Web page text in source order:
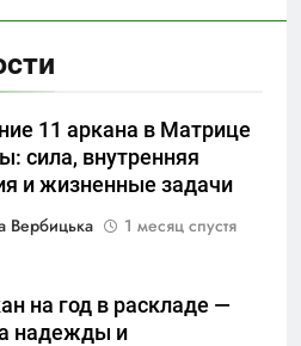
11 аркана в Матрице
сила, внутренняя
и жизненные задачи
Вербицька
1 месяц спустя
на год в раскладе —
надежды и